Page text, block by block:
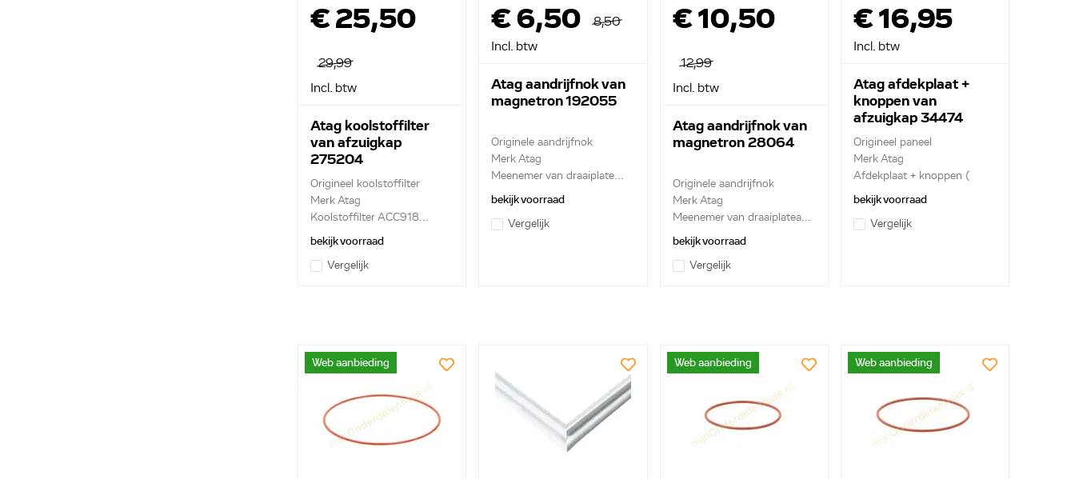
€ 25,50
29,99
Incl. btw
Atag koolstoffilter
van afzuigkap
275204
Origineel koolstoffilter
Merk Atag
Koolstoffilter ACC918...
bekijk voorraad
Vergelijk
€ 6,50
8,50
Incl. btw
Atag aandrijfnok van
magnetron 192055
Originele aandrijfnok
Merk Atag
Meenemer van draaiplate...
bekijk voorraad
Vergelijk
€ 10,50
12,99
Incl. btw
Atag aandrijfnok van
magnetron 28064
Originele aandrijfnok
Merk Atag
Meenemer van draaiplatea...
bekijk voorraad
Vergelijk
€ 16,95
Incl. btw
Atag afdekplaat +
knoppen van
afzuigkap 34474
Origineel paneel
Merk Atag
Afdekplaat + knoppen (
schuif...
bekijk voorraad
Vergelijk
Web aanbieding Web aanbieding Web aanbieding